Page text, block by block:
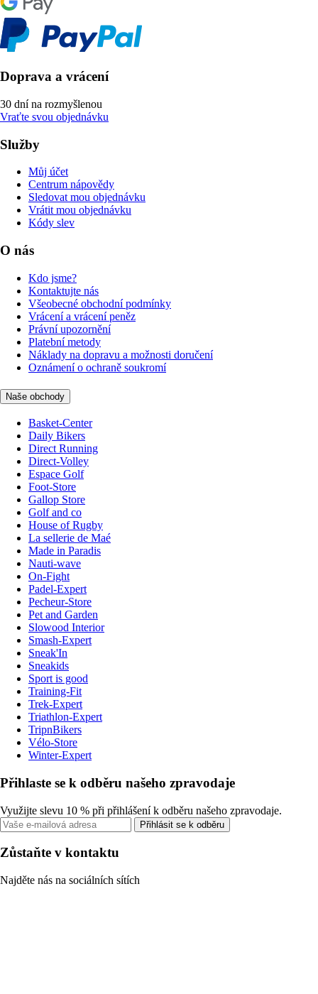
Doprava a vrácení
30 dní na rozmyšlenou
Vraťte svou objednávku
Služby
Můj účet
Centrum nápovědy
Sledovat mou objednávku
Vrátit mou objednávku
Kódy slev
O nás
Kdo jsme?
Kontaktujte nás
Všeobecné obchodní podmínky
Vrácení a vrácení peněz
Právní upozornění
Platební metody
Náklady na dopravu a možnosti doručení
Oznámení o ochraně soukromí
Naše obchody
Basket-Center
Daily Bikers
Direct Running
Direct-Volley
Espace Golf
Foot-Store
Gallop Store
Golf and co
House of Rugby
La sellerie de Maé
Made in Paradis
Nauti-wave
On-Fight
Padel-Expert
Pecheur-Store
Pet and Garden
Slowood Interior
Smash-Expert
Sneak'In
Sneakids
Sport is good
Training-Fit
Trek-Expert
Triathlon-Expert
TripnBikers
Vélo-Store
Winter-Expert
Přihlaste se k odběru našeho zpravodaje
Využijte slevu 10 % při přihlášení k odběru našeho zpravodaje.
Přihlásit se k odběru
Zůstaňte v kontaktu
Najděte nás na sociálních sítích